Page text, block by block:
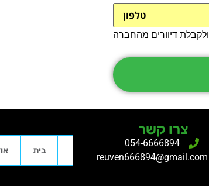
ולקבלת דיוורים מהחברה
צרו קשר
054-6666894
reuven666894@gmail.com
בית